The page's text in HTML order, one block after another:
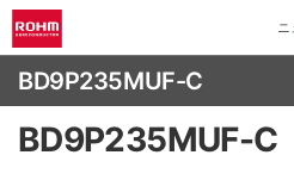
ニ
BD9P235MUF-C
BD9P235MUF-C